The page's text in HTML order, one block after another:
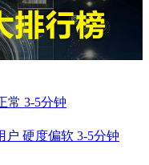
常 3-5分钟
硬度偏软 3-5分钟